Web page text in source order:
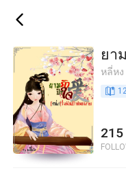
ic_back
ยา
หลี่ห
book_age
215